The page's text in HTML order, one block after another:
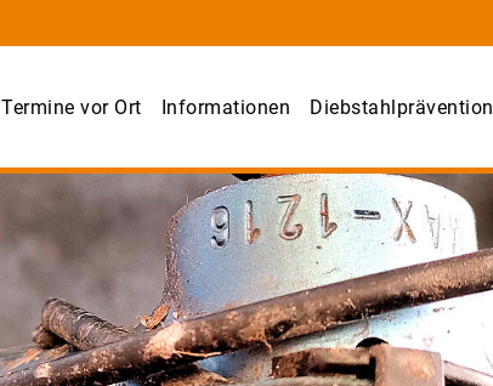
Termine vor Ort Informationen Diebstahlprävention